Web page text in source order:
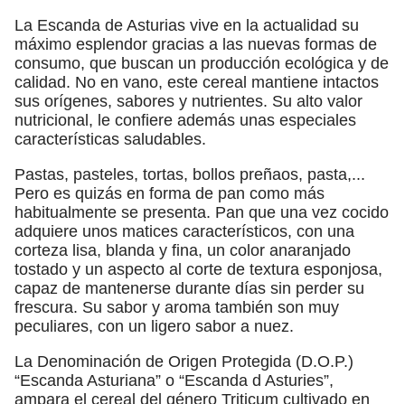
La Escanda de Asturias vive en la actualidad su
máximo esplendor gracias a las nuevas formas de
consumo, que buscan un producción ecológica y de
calidad. No en vano, este cereal mantiene intactos
sus orígenes, sabores y nutrientes. Su alto valor
nutricional, le confiere además unas especiales
características saludables.
Pastas, pasteles, tortas, bollos preñaos, pasta,...
Pero es quizás en forma de pan como más
habitualmente se presenta. Pan que una vez cocido
adquiere unos matices característicos, con una
corteza lisa, blanda y fina, un color anaranjado
tostado y un aspecto al corte de textura esponjosa,
capaz de mantenerse durante días sin perder su
frescura. Su sabor y aroma también son muy
peculiares, con un ligero sabor a nuez.
La Denominación de Origen Protegida (D.O.P.)
“Escanda Asturiana” o “Escanda d Asturies”,
ampara el cereal del género Triticum cultivado en